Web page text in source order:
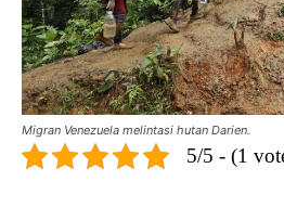
Migran Venezuela melintasi hutan Darien.
5/5 - (1